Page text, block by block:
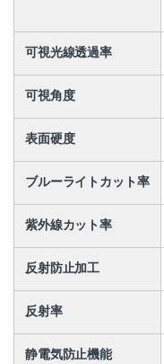
可視光線透過率
可視角度
表面硬度
ブルーライトカット率
紫外線カット率
反射防止加工
反射率
静電気防止機能